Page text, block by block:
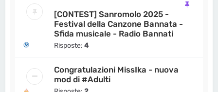
[CONTEST] Sanromolo 2025 -
Festival della Canzone Bannata -
Sfida musicale - Radio Bannati
Risposte:4
Congratulazioni MissIka - nuova
mod di #Adulti